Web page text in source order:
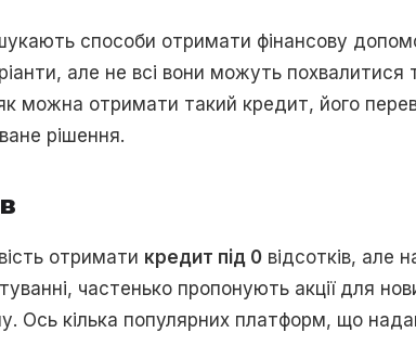
шукають способи отримати фінансову
але не всі вони можуть
можна отримати такий кредит, його
рішення.
отримати кредит під 0 відсотків, але
частенько пропонують акції для
Ось кілька популярних платформ, що